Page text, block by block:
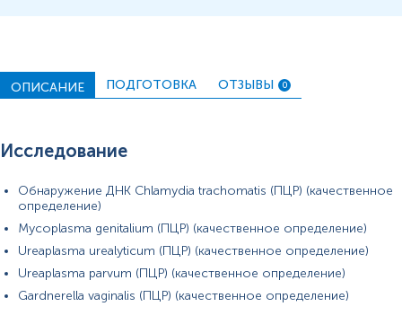
ОПИСАНИЕ ПОДГОТОВКА ОТЗЫВЫ 0
Исследование
Обнаружение ДНК Chlamydia trachomatis (ПЦР) (качественное
определение)
Mycoplasma genitalium (ПЦР) (качественное определение)
Ureaplasma urealyticum (ПЦР) (качественное определение)
Ureaplasma parvum (ПЦР) (качественное определение)
Gardnerella vaginalis (ПЦР) (качественное определение)